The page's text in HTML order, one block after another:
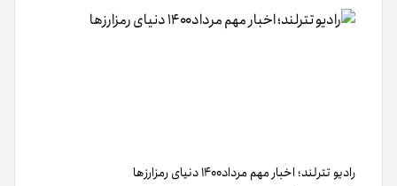
رادیو تترلند؛ اخبار مهم مرداد۱۴۰۰ دنیای رمزارزها